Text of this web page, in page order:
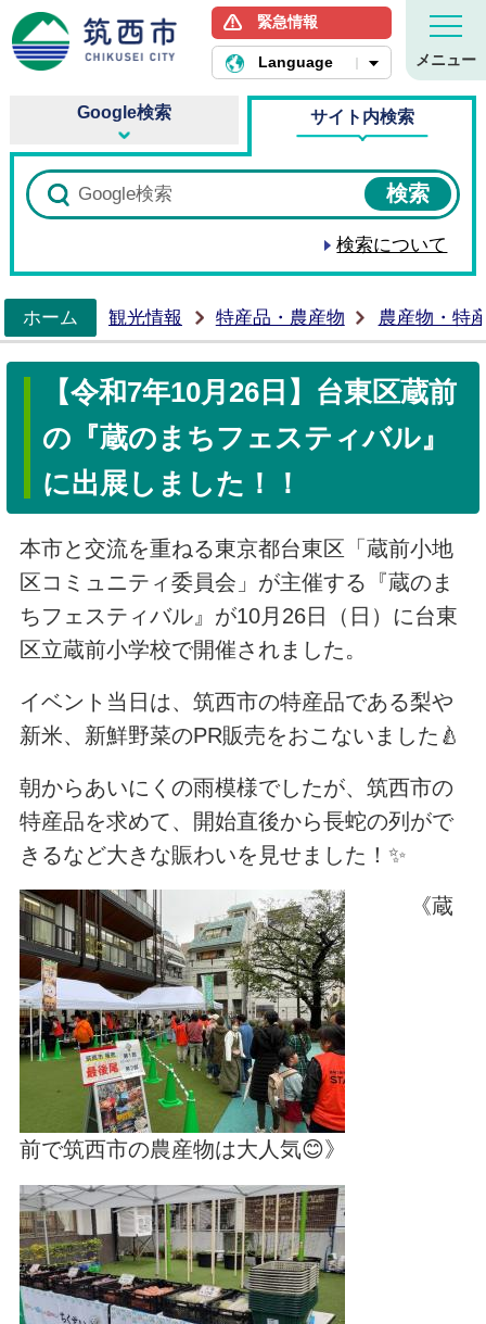
筑西市ホームページ
緊急情報
Language メニュー
Google検索 サイト内検索
検索について
ホーム
観光情報 特産品・農産物 農産物・特
【令和7年10月26日】台東区蔵前
の『蔵のまちフェスティバル』
に出展しました！！
本市と交流を重ねる東京都台東区「蔵前小地
区コミュニティ委員会」が主催する『蔵のま
ちフェスティバル』が10月26日（日）に台東
区立蔵前小学校で開催されました。
イベント当日は、筑西市の特産品である梨や
新米、新鮮野菜のPR販売をおこないました🍐
朝からあいにくの雨模様でしたが、筑西市の
特産品を求めて、開始直後から長蛇の列がで
きるなど大きな賑わいを見せました！✨
《蔵
前で筑西市の農産物は大人気😊》